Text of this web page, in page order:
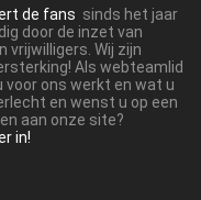
de fans sinds het jaar
door de inzet van
vrijwilligers. Wij zijn
Als webteamlid
voor ons werkt en wat u
en wenst u op een
aan onze site?
in!